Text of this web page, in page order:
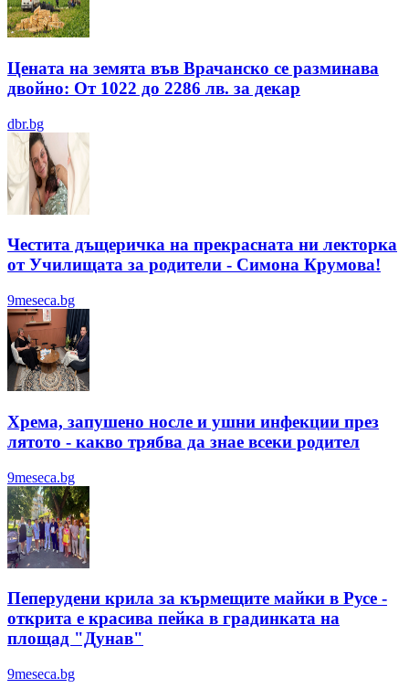
Цената на земята във Врачанско се разминава
двойно: От 1022 до 2286 лв. за декар
dbr.bg
Честита дъщеричка на прекрасната ни лекторка
от Училищата за родители - Симона Крумова!
9meseca.bg
Хрема, запушено носле и ушни инфекции през
лятотo - какво трябва да знае всеки родител
9meseca.bg
Пеперудени крила за кърмещите майки в Русе -
открита е красива пейка в градинката на
площад "Дунав"
9meseca.bg